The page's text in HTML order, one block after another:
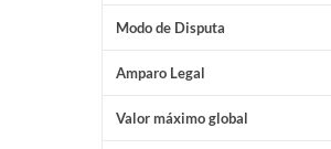
Modo de Disputa
Amparo Legal
Valor máximo global